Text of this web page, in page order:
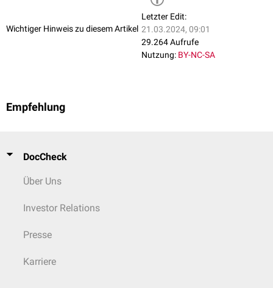
Wichtiger Hinweis zu diesem Artikel
Letzter Edit:
21.03.2024, 09:01
29.264 Aufrufe
Nutzung: BY-NC-SA
Empfehlung
DocCheck
Über Uns
Investor Relations
Presse
Karriere